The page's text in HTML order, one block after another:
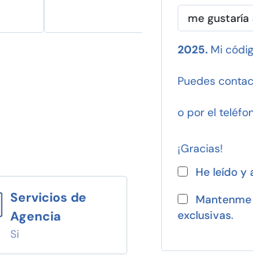
Servicios de
Agencia
Si
2025. Mi
Puedes
o por el
¡Gracias!
He leído
exclusivas.